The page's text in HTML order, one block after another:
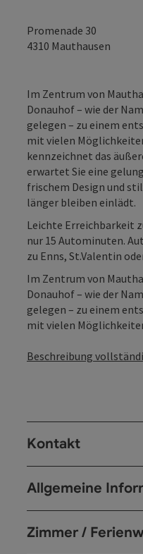
Promenade 30
4310 Mauthausen
Im Zentrum von
Donauhof – wie der
gelegen – zu einem
mit vielen
kennzeichnet das
erwartet Sie eine
frischem Design und
länger bleiben einlädt.
Leichte Erreichbarkeit
nur 15 Autominuten.
zu Enns, St.Valentin
Im Zentrum von
Donauhof – wie der
gelegen – zu einem
mit vielen
Beschreibung
Kontakt
Allgemeine
Zimmer /